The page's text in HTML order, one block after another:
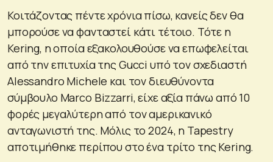
Κοιτάζοντας πέντε χρόνια πίσω, κανείς δεν θα
μπορούσε να φανταστεί κάτι τέτοιο. Τότε η
Kering, η οποία εξακολουθούσε να επωφελείται
από την επιτυχία της Gucci υπό τον σχεδιαστή
Alessandro Michele και τον διευθύνοντα
σύμβουλο Marco Bizzarri, είχε αξία πάνω από 10
φορές μεγαλύτερη από τον αμερικανικό
ανταγωνιστή της. Μόλις το 2024, η Tapestry
αποτιμήθηκε περίπου στο ένα τρίτο της Kering.